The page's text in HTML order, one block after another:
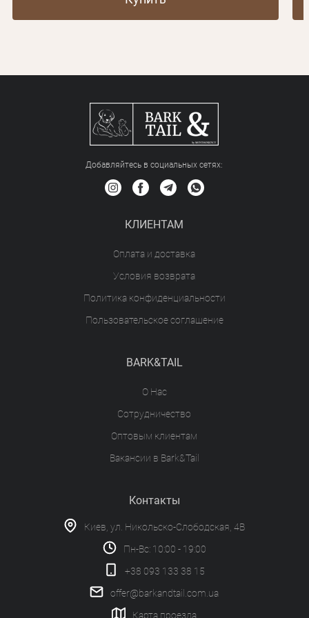
Добавляйтесь в социальных сетяx:
КЛИЕНТАМ
Оплата и доставка
Условия возврата
Политика конфиденциальности
Пользовательское соглашение
BARK&TAIL
О Нас
Сотрудничество
Оптовым клиентам
Вакансии в Bark&Tail
Контакты
Киев, ул. Никольско-Слободская, 4В
Пн-Вс: 10:00 - 19:00
+38 093 133 38 15
offer@barkandtail.com.ua
Карта проезда